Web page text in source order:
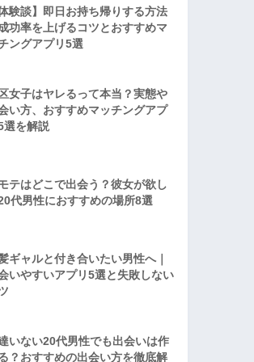
体験談】即日お持ち帰りする方法
成功率を上げるコツとおすすめマ
ングアプリ5選
女子はヤレるって本当？実態や
い方、おすすめマッチングアプ
選を解説
テはどこで出会う？彼女が欲し
代男性におすすめの場所8選
ギャルと付き合いたい男性へ｜
いやすいアプリ5選と失敗しない
いない20代男性でも出会いは作
？おすすめの出会い方を徹底解